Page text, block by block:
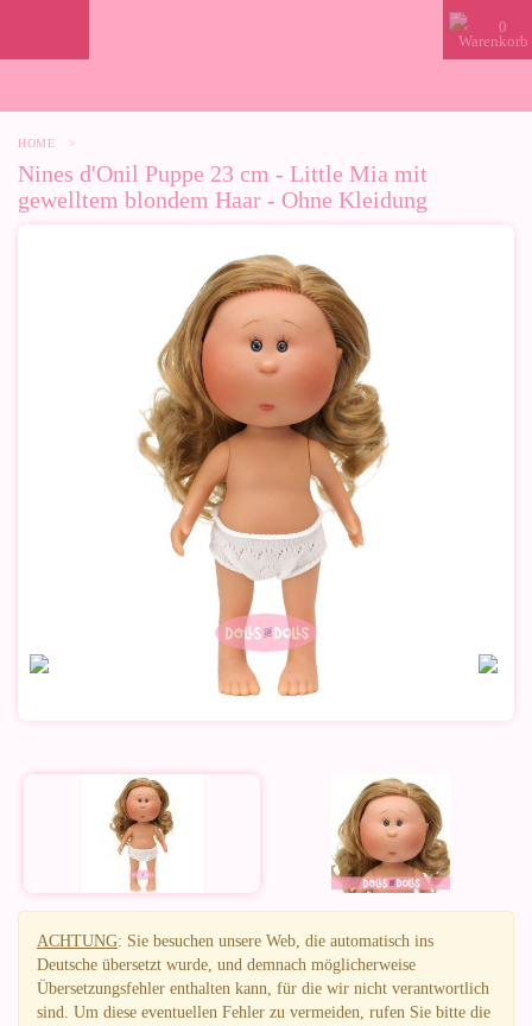
0
HOME >
Nines d'Onil Puppe 23 cm - Little Mia mit
gewelltem blondem Haar - Ohne Kleidung
ACHTUNG: Sie besuchen unsere Web, die automatisch ins
Deutsche übersetzt wurde, und demnach möglicherweise
Übersetzungsfehler enthalten kann, für die wir nicht verantwortlich
sind. Um diese eventuellen Fehler zu vermeiden, rufen Sie bitte die